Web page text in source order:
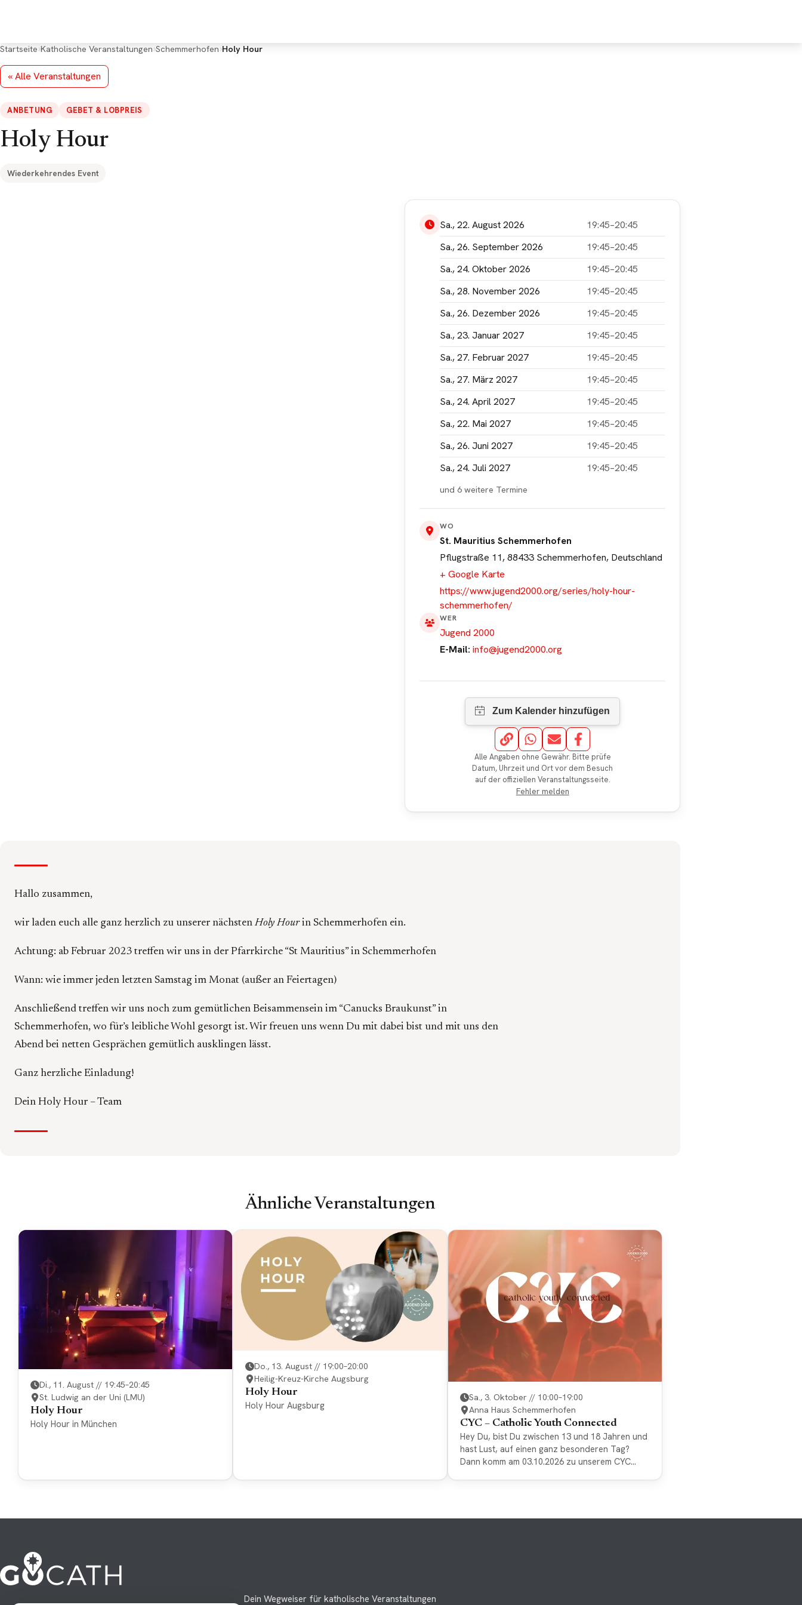
Startseite Katholische Veranstaltungen Schemmerhofen Holy Hour
« Alle Veranstaltungen
ANBETUNG GEBET & LOBPREIS
Holy Hour
Wiederkehrendes Event
Sa., 22. August 2026
19:45–20:45
Sa., 26. September 2026
19:45–20:45
Sa., 24. Oktober 2026
19:45–20:45
Sa., 28. November 2026
19:45–20:45
Sa., 26. Dezember 2026
19:45–20:45
Sa., 23. Januar 2027
19:45–20:45
Sa., 27. Februar 2027
19:45–20:45
Sa., 27. März 2027
19:45–20:45
Sa., 24. April 2027
19:45–20:45
Sa., 22. Mai 2027
19:45–20:45
Sa., 26. Juni 2027
19:45–20:45
Sa., 24. Juli 2027
19:45–20:45
und 6 weitere Termine
WO
St. Mauritius Schemmerhofen
Pflugstraße 11, 88433 Schemmerhofen, Deutschland
+ Google Karte
https://www.jugend2000.org/series/holy-hour-
schemmerhofen/
WER
Jugend 2000
E-Mail: info@jugend2000.org
Alle Angaben ohne Gewähr. Bitte prüfe
Datum, Uhrzeit und Ort vor dem Besuch
auf der offiziellen Veranstaltungsseite.
Fehler melden
Hallo zusammen,
wir laden euch alle ganz herzlich zu unserer nächsten Holy Hourin Schemmerhofen ein.
Achtung: ab Februar 2023 treffen wir uns in der Pfarrkirche “St Mauritius” in Schemmerhofen
Wann: wie immer jeden letzten Samstag im Monat (außer an Feiertagen)
Anschließend treffen wir uns noch zum gemütlichen Beisammensein im “Canucks Braukunst” in
Schemmerhofen, wo für’s leibliche Wohl gesorgt ist. Wir freuen uns wenn Du mit dabei bist und mit uns den
Abend bei netten Gesprächen gemütlich ausklingen lässt.
Ganz herzliche Einladung!
Dein Holy Hour – Team
Ähnliche Veranstaltungen
Di., 11. August // 19:45–20:45
St. Ludwig an der Uni (LMU)
Holy Hour
Holy Hour in München
Do., 13. August // 19:00–20:00
Heilig-Kreuz-Kirche Augsburg
Holy Hour
Holy Hour Augsburg
Sa., 3. Oktober // 10:00–19:00
Anna Haus Schemmerhofen
CYC – Catholic Youth Connected
Hey Du, bist Du zwischen 13 und 18 Jahren und
hast Lust, auf einen ganz besonderen Tag?
Dann komm am 03.10.2026 zu unserem CYC
Dein Wegweiser für katholische Veranstaltungen
Deine Rückmeldung *
E-Mail (optional, für Rückfragen)